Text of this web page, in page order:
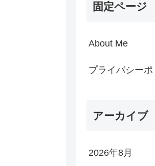
固定ページ
About Me
プライバシーポ
アーカイブ
2026年8月